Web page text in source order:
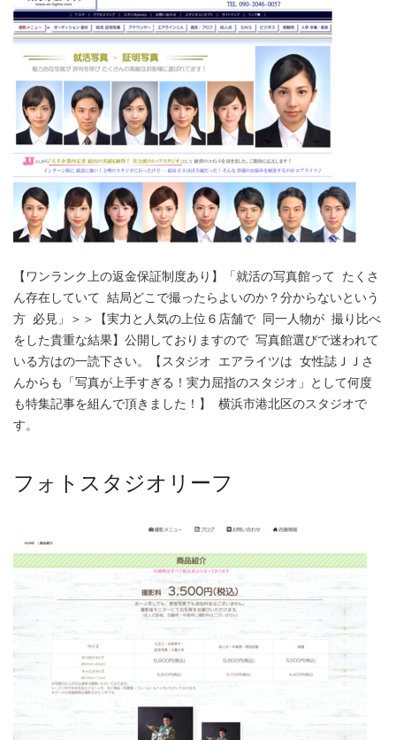
【ワンランク上の返金保証制度あり】「就活の写真館って たくさ
ん存在していて 結局どこで撮ったらよいのか？分からないという
方 必見」＞＞【実力と人気の上位６店舗で 同一人物が 撮り比べ
をした貴重な結果】公開しておりますので 写真館選びで迷われて
いる方はの一読下さい。【スタジオ エアライツは 女性誌ＪＪさ
んからも「写真が上手すぎる！実力屈指のスタジオ」として何度
も特集記事を組んで頂きました！】 横浜市港北区のスタジオで
す。
フォトスタジオリーフ